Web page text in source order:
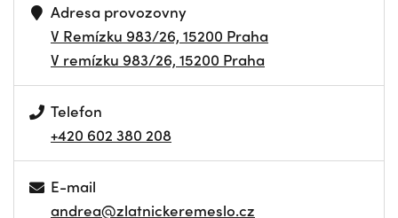
Adresa provozovny
V Remízku 983/26, 15200 Praha
V remízku 983/26, 15200 Praha
Telefon
+420 602 380 208
E-mail
andrea@zlatnickeremeslo.cz